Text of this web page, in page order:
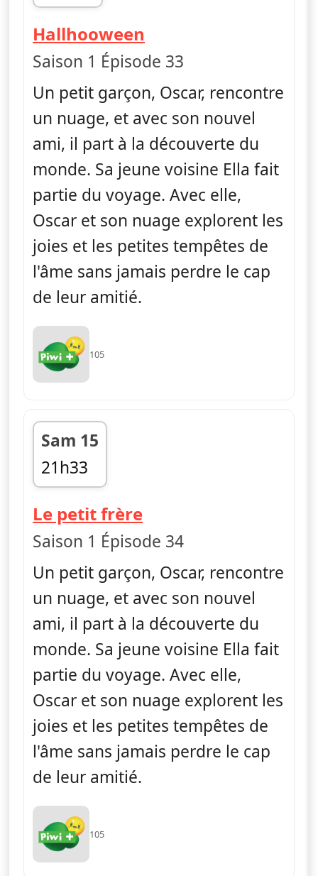
fin 21h56
Hallhooween
Saison 1 Épisode 33
Un petit garçon, Oscar, rencontre
un nuage, et avec son nouvel
ami, il part à la découverte du
monde. Sa jeune voisine Ella fait
partie du voyage. Avec elle,
Oscar et son nuage explorent les
joies et les petites tempêtes de
l'âme sans jamais perdre le cap
de leur amitié.
105
Sam 15
21h33
fin 21h44
Le petit frère— Ella, Oscar & Hoo
Saison 1 Épisode 34
Un petit garçon, Oscar, rencontre
un nuage, et avec son nouvel
ami, il part à la découverte du
monde. Sa jeune voisine Ella fait
partie du voyage. Avec elle,
Oscar et son nuage explorent les
joies et les petites tempêtes de
l'âme sans jamais perdre le cap
de leur amitié.
105